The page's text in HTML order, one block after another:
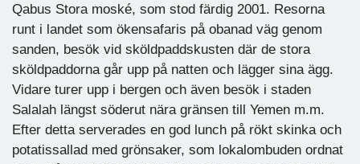
Qabus Stora moské, som stod färdig 2001. Resorna
runt i landet som ökensafaris på obanad väg genom
sanden, besök vid sköldpaddskusten där de stora
sköldpaddorna går upp på natten och lägger sina ägg.
Vidare turer upp i bergen och även besök i staden
Salalah längst söderut nära gränsen till Yemen m.m.
Efter detta serverades en god lunch på rökt skinka och
potatissallad med grönsaker, som lokalombuden ordnat